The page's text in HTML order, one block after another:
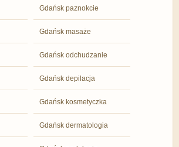
Gdańsk paznokcie
Gdańsk masaże
Gdańsk odchudzanie
Gdańsk depilacja
Gdańsk kosmetyczka
Gdańsk dermatologia